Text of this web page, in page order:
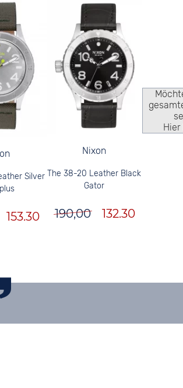
Silver
153.30
Nixon
The 38-20 Leather Black
Gator
190,00 132.30